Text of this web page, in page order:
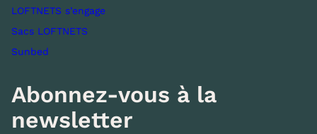
LOFTNETS s’engage
Sacs LOFTNETS
Sunbed
Abonnez-vous à la
newsletter